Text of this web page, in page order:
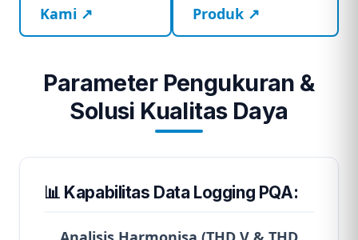
Kami ↗
Produk ↗
Parameter Pengukuran &
Solusi Kualitas Daya
📊 Kapabilitas Data Logging PQA: